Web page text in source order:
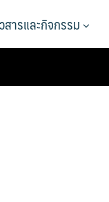
สารและกิจกรรม